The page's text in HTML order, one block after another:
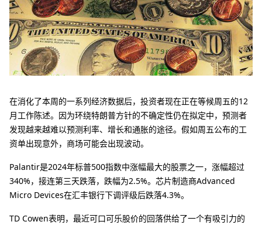
在消化了本周的一系列经济数据后，投资者现在正在等候周五的12
月工作陈述。因为环绕特朗普方针的不确定性仍在拟定中，预测者
发现越来越难以预测利率、增长和通胀的途径。假如周五公布的工
资单出现意外，商场可能会出现波动。
Palantir是2024年标普500指数中涨幅最大的股票之一，涨幅超过
340%，接连第三天跌落，跌幅为2.5%。芯片制造商Advanced
Micro Devices在汇丰银行下调评级后跌落4.3%。
TD Cowen表明，最近可口可乐股价的回落供给了一个有吸引力的